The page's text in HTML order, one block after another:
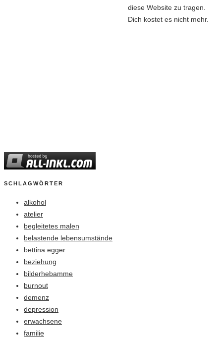
diese Website zu tragen.
Dich kostet es nicht mehr.
SCHLAGWÖRTER
alkohol
atelier
begleitetes malen
belastende lebensumstände
bettina egger
beziehung
bilderhebamme
burnout
demenz
depression
erwachsene
familie